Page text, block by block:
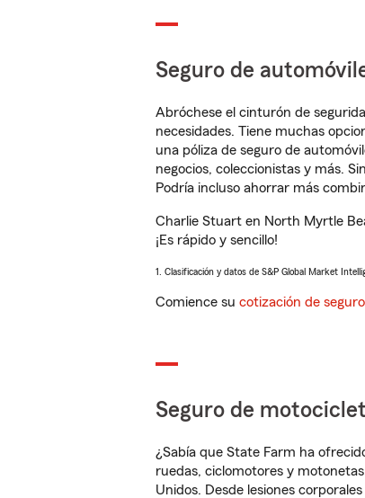
Seguro de
Abróchese el cinturón de
necesidades. Tiene muchas
una póliza de seguro de
negocios, coleccionistas y más.
Podría incluso ahorrar más
Charlie Stuart en North Myrtle
¡Es rápido y sencillo!
1. Clasificación y datos de S&P Global Market
Comience su cotización de
Seguro de
¿Sabía que State Farm ha
ruedas, ciclomotores y
Unidos. Desde lesiones